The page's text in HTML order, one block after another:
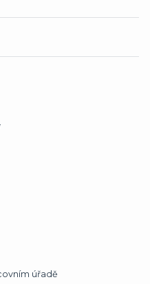
úřadě